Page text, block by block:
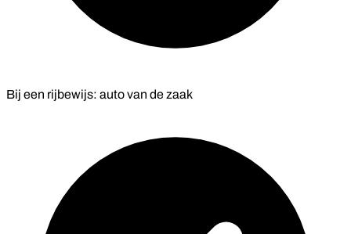
Bij een rijbewijs: auto van de zaak